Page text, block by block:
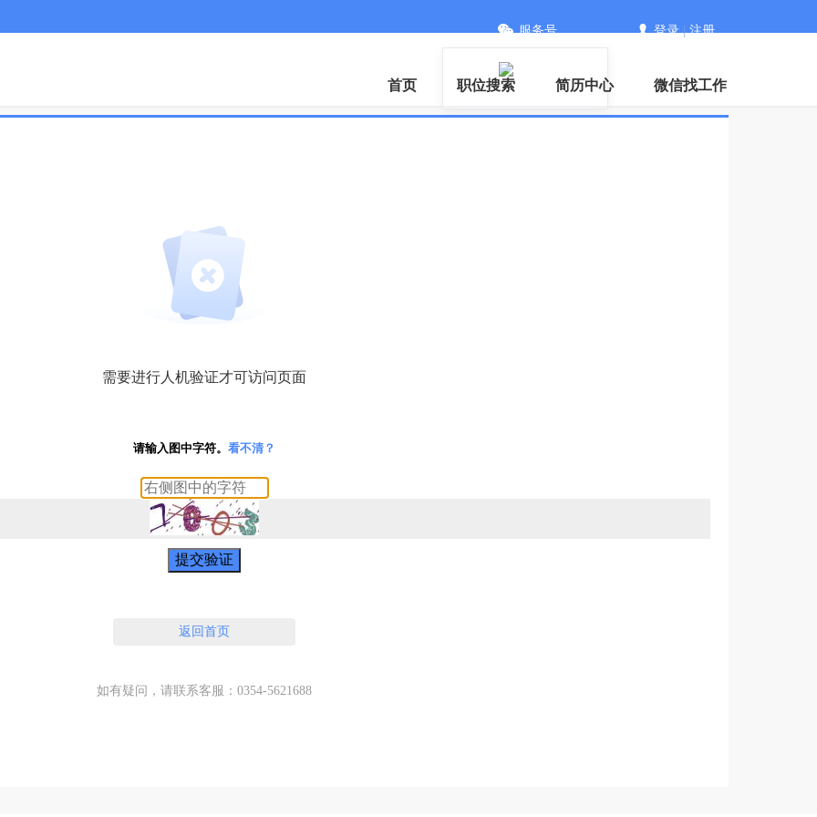
微信
服务号 登录|注册
首页 职位搜索 简历中心 微信找工作
需要进行人机验证才可访问页面
请输入图中字符。 看不清？
提交验证
返回首页
如有疑问，请联系客服：0354-5621688